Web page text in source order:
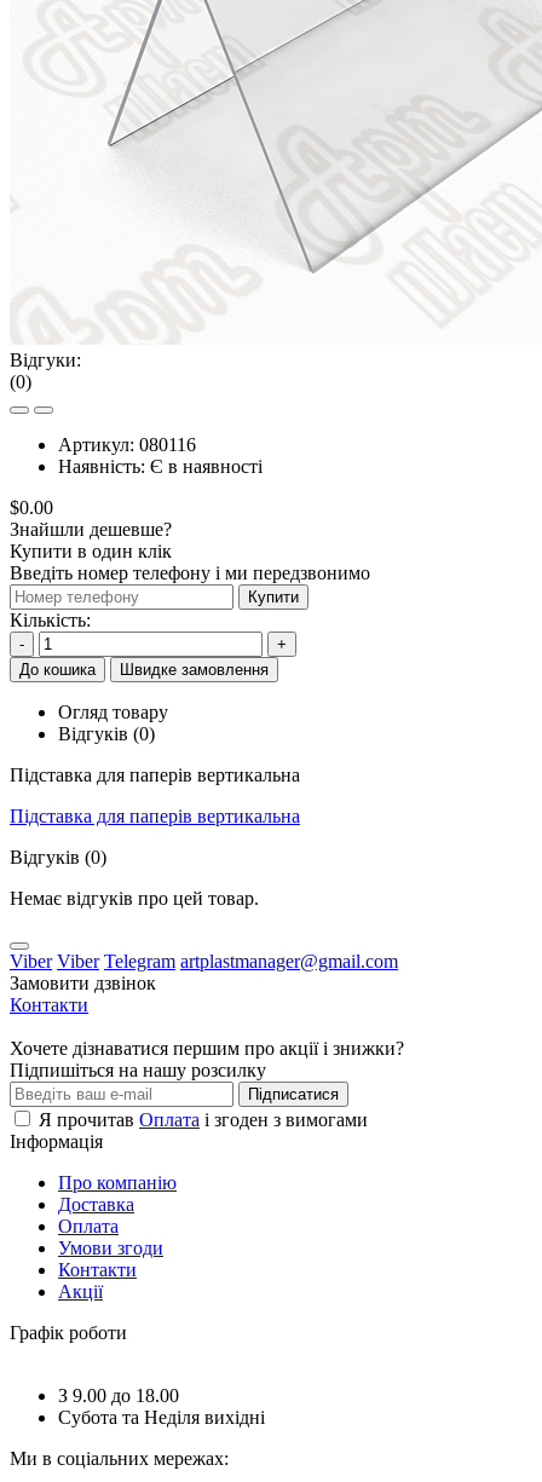
Відгуки:
(0)
Артикул: 080116
Наявність: Є в наявності
$0.00
Знайшли дешевше?
Купити в один клік
Введіть номер телефону і ми передзвонимо
Купити
Кількість:
-
+
До кошика
Швидке замовлення
Огляд товару
Відгуків (0)
Підставка для паперів вертикальна
Підставка для паперів вертикальна
Відгуків (0)
Немає відгуків про цей товар.
Viber Viber Telegram artplastmanager@gmail.com
Замовити дзвінок
Контакти
Хочете дізнаватися першим про акції і знижки?
Підпишіться на нашу розсилку
Підписатися
Я прочитав Оплата і згоден з вимогами
Інформація
Про компанію
Доставка
Оплата
Умови згоди
Контакти
Акції
Графік роботи
З 9.00 до 18.00
Субота та Неділя вихідні
Ми в соціальних мережах: